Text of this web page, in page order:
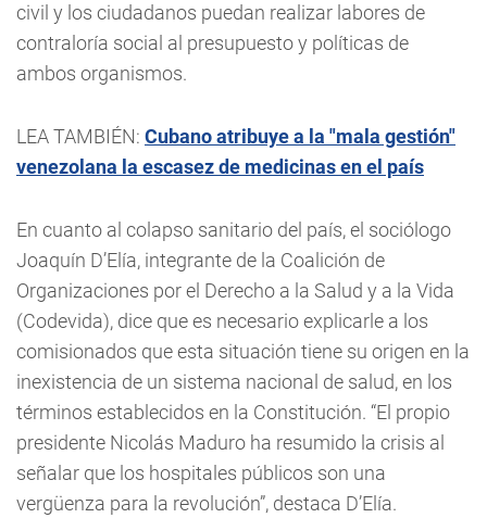
civil y los ciudadanos puedan realizar labores de
contraloría social al presupuesto y políticas de
ambos organismos.
LEA TAMBIÉN: Cubano atribuye a la "mala gestión"
venezolana la escasez de medicinas en el país
En cuanto al colapso sanitario del país, el sociólogo
Joaquín D’Elía, integrante de la Coalición de
Organizaciones por el Derecho a la Salud y a la Vida
(Codevida), dice que es necesario explicarle a los
comisionados que esta situación tiene su origen en la
inexistencia de un sistema nacional de salud, en los
términos establecidos en la Constitución. “El propio
presidente Nicolás Maduro ha resumido la crisis al
señalar que los hospitales públicos son una
vergüenza para la revolución”, destaca D’Elía.